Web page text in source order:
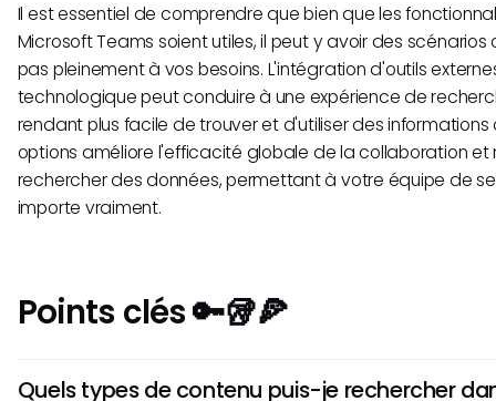
Il est essentiel de comprendre que bien que les
Microsoft Teams soient utiles, il peut y avoir des scénarios
pas pleinement à vos besoins. L'intégration d'outils
technologique peut conduire à une expérience de
rendant plus facile de trouver et d'utiliser des informations
options améliore l'efficacité globale de la collaboration et
rechercher des données, permettant à votre équipe de
importe vraiment.
Points clés 🔑🥡🍕
Quels types de contenu puis-je rechercher